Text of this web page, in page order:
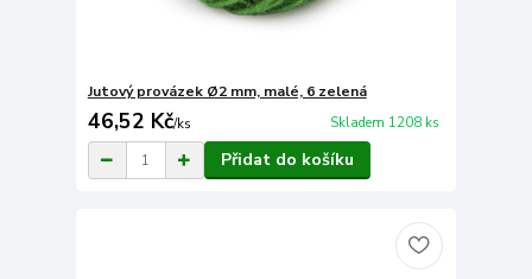
Jutový provázek Ø2 mm, malé, 6 zelená
46,52 Kč/ks Skladem 1208 ks
Přidat do košíku